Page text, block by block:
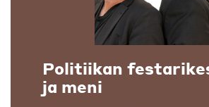
Politiikan
ja meni